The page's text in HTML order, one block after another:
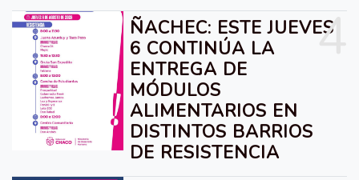
4
ÑACHEC: ESTE JUEVES
6 CONTINÚA LA
ENTREGA DE
MÓDULOS
ALIMENTARIOS EN
DISTINTOS BARRIOS
DE RESISTENCIA